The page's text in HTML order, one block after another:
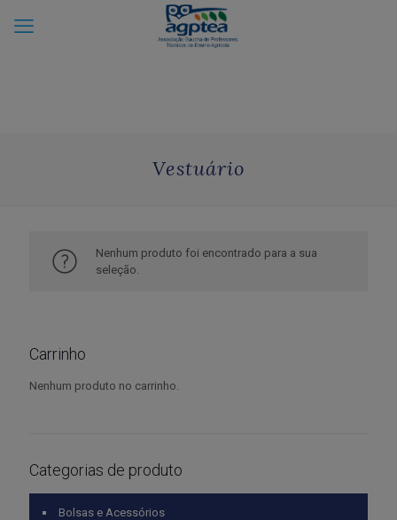
Vestuário
Nenhum produto foi encontrado para a sua
seleção.
Carrinho
Nenhum produto no carrinho.
Categorias de produto
Bolsas e Acessórios